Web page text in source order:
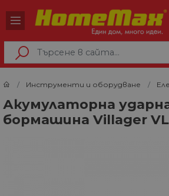
Инструменти и оборудване
Акумулаторна
бормашина Villager